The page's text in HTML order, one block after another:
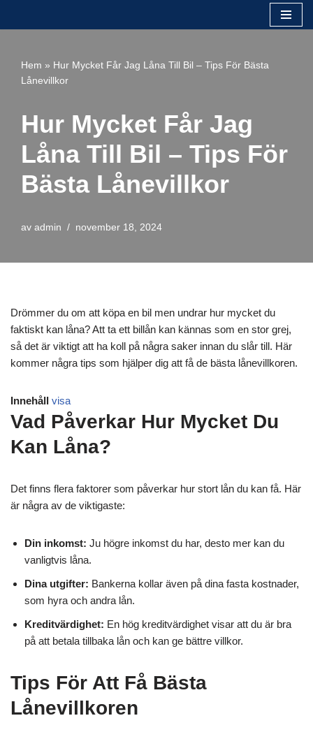
innehåll
Hem » Hur Mycket Får Jag Låna Till Bil – Tips För Bästa
Lånevillkor
Hur Mycket Får Jag
Låna Till Bil – Tips För
Bästa Lånevillkor
av admin november 18, 2024
Drömmer du om att köpa en bil men undrar hur mycket du
faktiskt kan låna? Att ta ett billån kan kännas som en stor grej,
så det är viktigt att ha koll på några saker innan du slår till. Här
kommer några tips som hjälper dig att få de bästa lånevillkoren.
Innehåll visa
Vad Påverkar Hur Mycket Du
Kan Låna?
Det finns flera faktorer som påverkar hur stort lån du kan få. Här
är några av de viktigaste:
Din inkomst: Ju högre inkomst du har, desto mer kan du
vanligtvis låna.
Dina utgifter: Bankerna kollar även på dina fasta kostnader,
som hyra och andra lån.
Kreditvärdighet: En hög kreditvärdighet visar att du är bra
på att betala tillbaka lån och kan ge bättre villkor.
Tips För Att Få Bästa
Lånevillkoren